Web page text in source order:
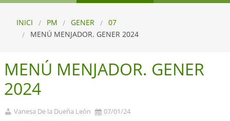
INICI PM GENER
07
MENÚ MENJADOR. GENER 2024
MENÚ MENJADOR. GENER
2024
Vanesa De la Dueña León 07/01/24